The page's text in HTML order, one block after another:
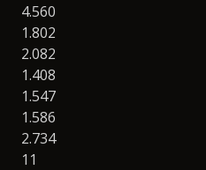
4.560
1.802
2.082
1.408
1.547
1.586
2.734
11